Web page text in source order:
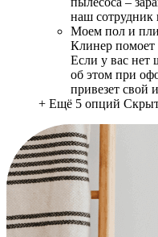
наш сотрудник
Моем пол и
Клинер помоет
Если у вас нет
об этом при
привезет свой
+ Ещё 5 опций